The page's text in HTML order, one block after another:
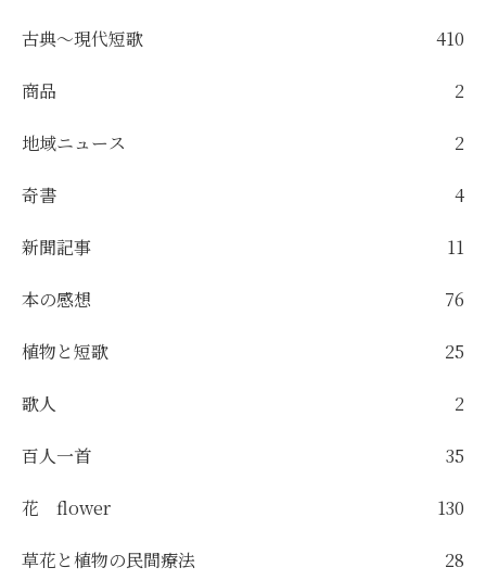
古典～現代短歌 410
商品 2
地域ニュース 2
奇書 4
新聞記事 11
本の感想 76
植物と短歌 25
歌人 2
百人一首 35
花 flower 130
草花と植物の民間療法 28